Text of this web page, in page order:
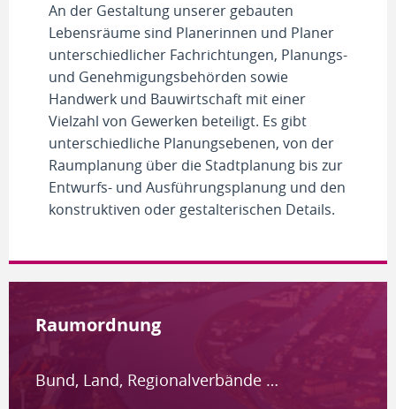
An der Gestaltung unserer gebauten
Lebensräume sind Planerinnen und Planer
unterschiedlicher Fachrichtungen, Planungs-
und Genehmigungsbehörden sowie
Handwerk und Bauwirtschaft mit einer
Vielzahl von Gewerken beteiligt. Es gibt
unterschiedliche Planungsebenen, von der
Raumplanung über die Stadtplanung bis zur
Entwurfs- und Ausführungsplanung und den
konstruktiven oder gestalterischen Details.
Raumordnung
Bund, Land, Regionalverbände …